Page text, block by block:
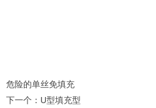
危险的单丝免填充
下一个： U型填充型